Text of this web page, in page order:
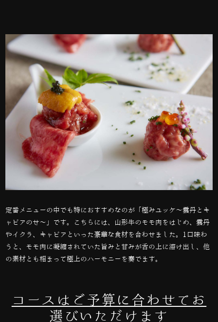
定番メニューの中でも特におすすめなのが「極みユッケ～雲丹とキ
ャビアのせ～」です。こちらには、山形牛のモモ肉をはじめ、雲丹
やイクラ、キャビアといった豪華な食材を合わせました。
1 口味わ
うと、モモ肉に凝縮されていた旨みと甘みが舌の上に溶け出し、他
の素材とも相まって極上のハーモニーを奏でます。
コースはご予算に合わせてお
選びいただけます